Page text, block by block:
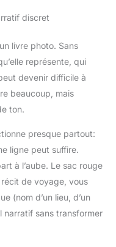
discret
livre photo. Sans
représente, qui
devenir difficile à
beaucoup, mais
ton.
presque partout:
ligne peut suffire.
à l’aube. Le sac rouge
récit de voyage, vous
(nom d’un lieu, d’un
narratif sans transformer